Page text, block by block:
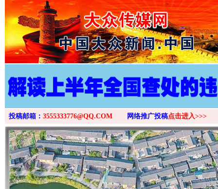
>
投稿邮箱： 3555333776@QQ.COM 网络推广投稿点击进入>>>